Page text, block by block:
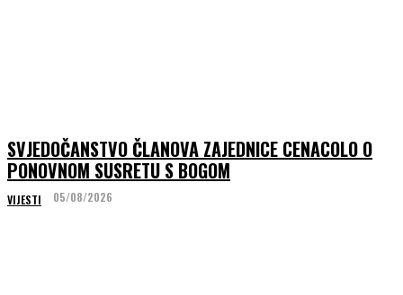
SVJEDOČANSTVO ČLANOVA ZAJEDNICE CENACOLO O
PONOVNOM SUSRETU S BOGOM
VIJESTI 05/08/2026